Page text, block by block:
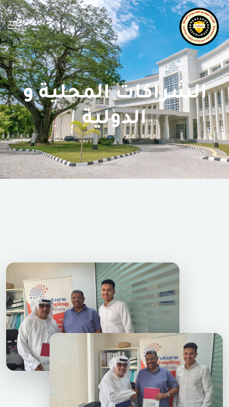
الشراكات المحلية و
الدولية